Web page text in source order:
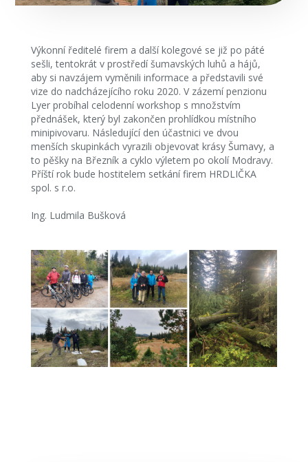
Výkonní ředitelé firem a další kolegové se již po páté
sešli, tentokrát v prostředí šumavských luhů a hájů,
aby si navzájem vyměnili informace a představili své
vize do nadcházejícího roku 2020. V zázemí penzionu
Lyer probíhal celodenní workshop s množstvím
přednášek, který byl zakončen prohlídkou místního
minipivovaru. Následující den účastnici ve dvou
menších skupinkách vyrazili objevovat krásy Šumavy, a
to pěšky na Březník a cyklo výletem po okolí Modravy.
Příští rok bude hostitelem setkání firem HRDLIČKA
spol. s r.o.
Ing. Ludmila Bušková